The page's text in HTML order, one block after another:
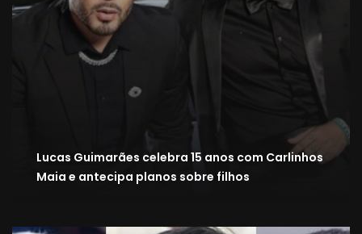
Lucas Guimarães celebra 15 anos com Carlinhos
Maia e antecipa planos sobre filhos